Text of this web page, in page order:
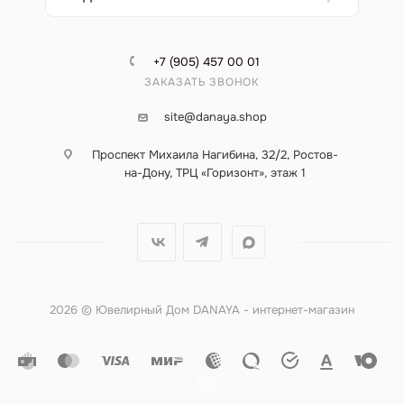
+7 (905) 457 00 01
ЗАКАЗАТЬ ЗВОНОК
site@danaya.shop
Проспект Михаила Нагибина, 32/2, Ростов-
на-Дону, ТРЦ «Горизонт», этаж 1
2026 © Ювелирный Дом DANAYA - интернет-магазин